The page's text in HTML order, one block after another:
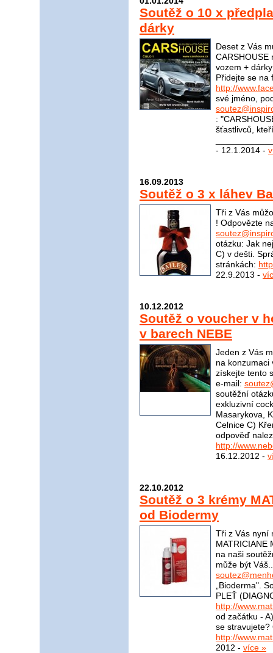
Soutěž o 10 x
dárky
Deset z Vás
vozem +
Přidejte se na
http://
své jméno,
:
šťastlivců,
- 12.1.2014 -
16.09.2013
Soutěž o 3 x láhev
Tři z Vás
! Odpovězte
otázku: Jak
C) v dešti.
stránkách:
22.9.2013 -
10.12.2012
Soutěž o voucher v
v barech NEBE
Jeden z Vás
na konzumaci
získejte tento
e-mail:
soutěžní
exkluzivní
Masarykova,
Celnice C)
odpověď
http://
16.12.2012 -
22.10.2012
Soutěž o 3 krémy
od Biodermy
Tři z Vás nyní
MATRICIANE
na naši
může být
„Bioderma".
PLEŤ
http://
od začátku -
se stravujete?
http://
2012 - více »